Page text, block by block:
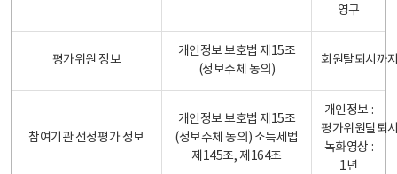
영구
평가위원 정보
개인정보 보호법 제15조
(정보주체 동의)
회원탈퇴시까
참여기관 선정평가 정보
개인정보 보호법 제15조
(정보주체 동의) 소득세법
제145조, 제164조
개인정보 :
평가위원탈퇴
녹화영상 :
1년